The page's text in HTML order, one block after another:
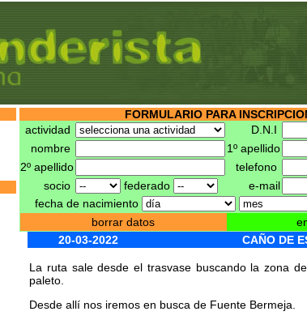
FORMULARIO PARA
actividad
D.N.I
nombre
1º apellido
2º apellido
telefono
socio
federado
e-mail
fecha de nacimiento
borrar datos
20-03-2022
CAÑO DE
La ruta sale desde el trasvase buscando la zona
paleto.
Desde allí nos iremos en busca de Fuente Bermeja.